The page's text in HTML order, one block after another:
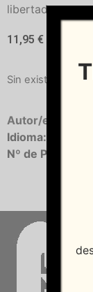
libertad.
11,95 €
Sin existencias
Autor/es:
Idioma:
Nº de Páginas: